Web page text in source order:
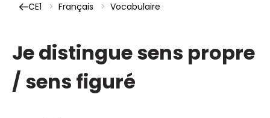
CE1 > Français > Vocabulaire
Je distingue sens propre
/ sens figuré